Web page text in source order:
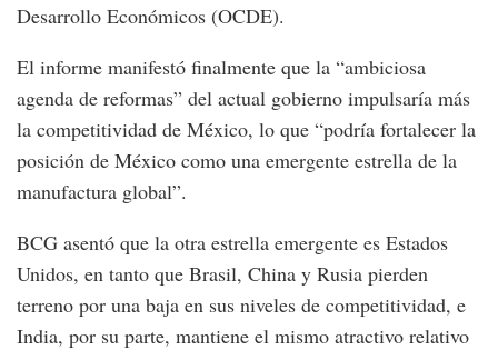
Desarrollo Económicos (OCDE).
El informe manifestó finalmente que la “ambiciosa
agenda de reformas” del actual gobierno impulsaría más
la competitividad de México, lo que “podría fortalecer la
posición de México como una emergente estrella de la
manufactura global”.
BCG asentó que la otra estrella emergente es Estados
Unidos, en tanto que Brasil, China y Rusia pierden
terreno por una baja en sus niveles de competitividad, e
India, por su parte, mantiene el mismo atractivo relativo